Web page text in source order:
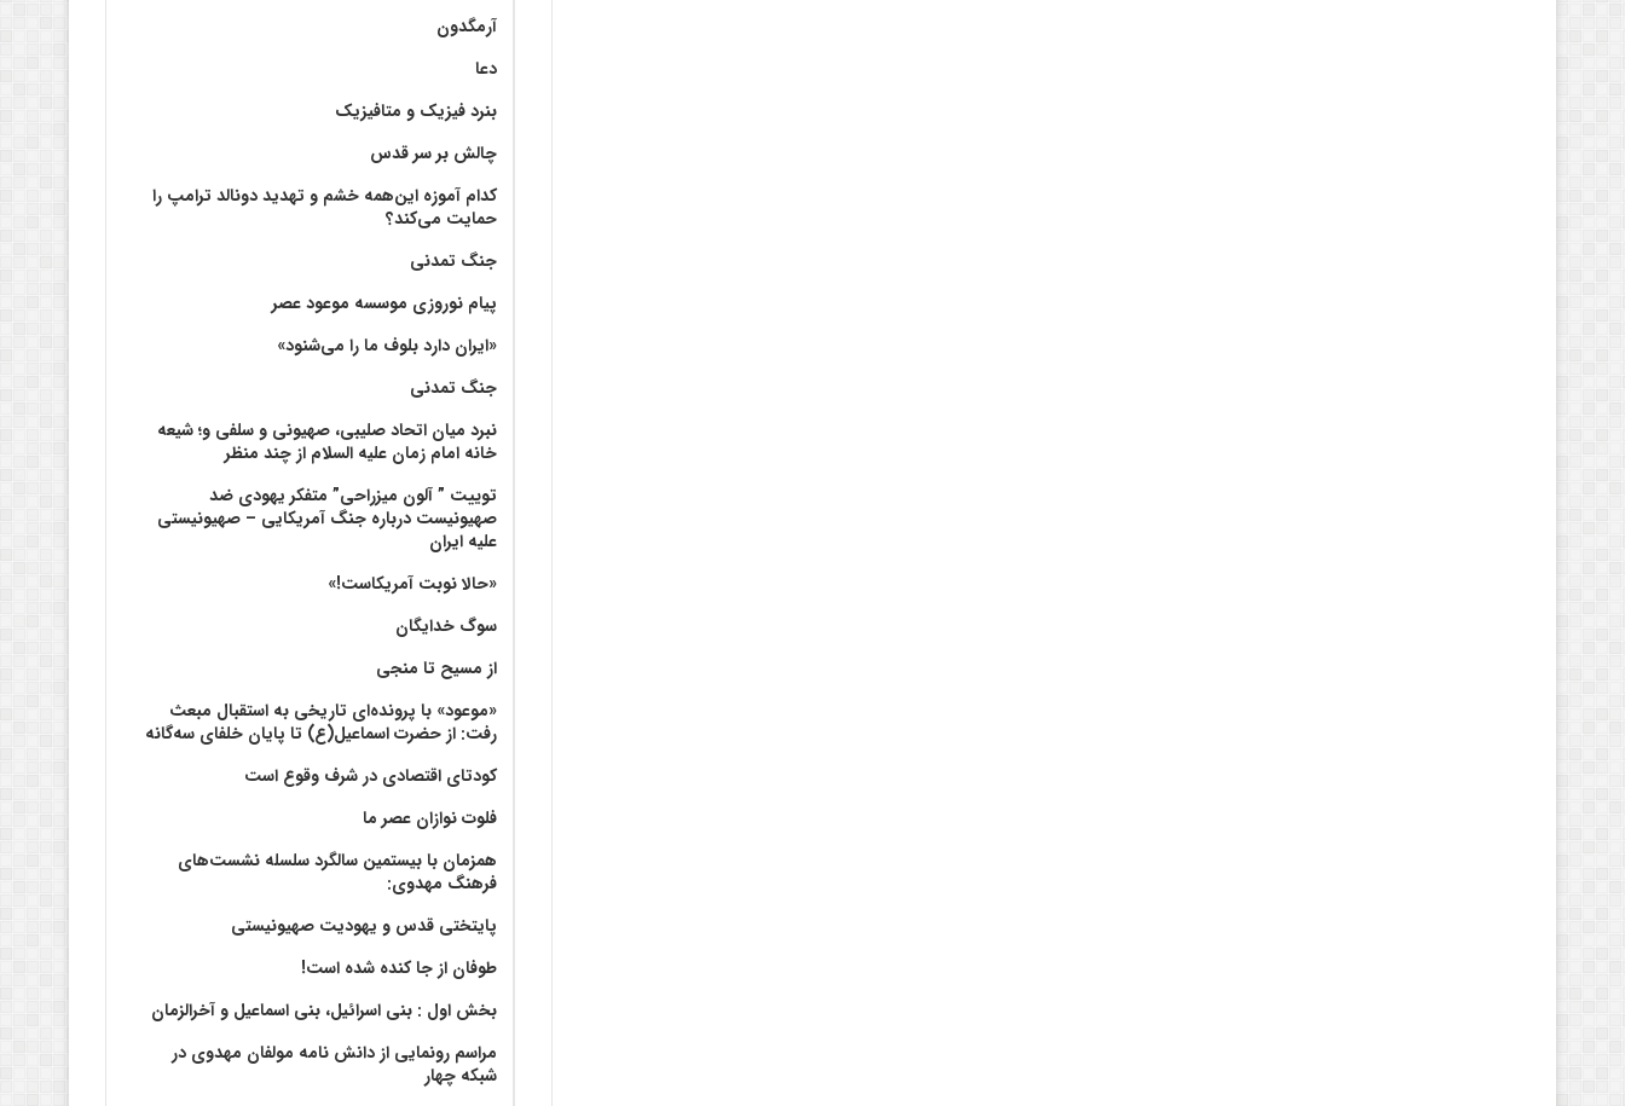
آرمگدون
دعا
بنرد فیزیک و متافیزیک
چالش بر سر قدس
کدام آموزه این‌همه خشم و تهدید دونالد ترامپ را
حمایت می‌کند؟
جنگ تمدنی
پیام نوروزی موسسه موعود عصر
«ایران دارد بلوف ما را می‌شنود»
جنگ تمدنی
نبرد میان اتحاد صلیبی، صهیونی و سلفی و؛ شیعه
خانه امام زمان علیه السلام از چند منظر
توییت ” آلون میزراحی” متفکر یهودی ضد
صهیونیست درباره جنگ آمریکایی – صهیونیستی
علیه ایران
«حالا نوبت آمریکاست!»
سوگ خدایگان
از مسیح تا منجی
«موعود» با پرونده‌ای تاریخی به استقبال مبعث
رفت: از حضرت اسماعیل(ع) تا پایان خلفای سه‌گانه
کودتای اقتصادی در شرف وقوع است
فلوت نوازان عصر ما
همزمان با بیستمین سالگرد سلسله نشست‌های
فرهنگ مهدوی:‌
پایتختی قدس و یهودیت صهیونیستی
طوفان از جا کنده شده است!
بخش اول : بنی اسرائیل، بنی اسماعیل و آخرالزمان
مراسم رونمایی از دانش نامه مولفان مهدوی در
شبکه چهار